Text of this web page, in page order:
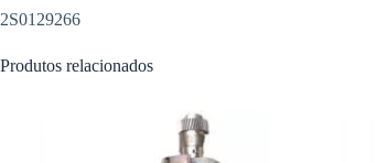
2S0129266
Produtos relacionados